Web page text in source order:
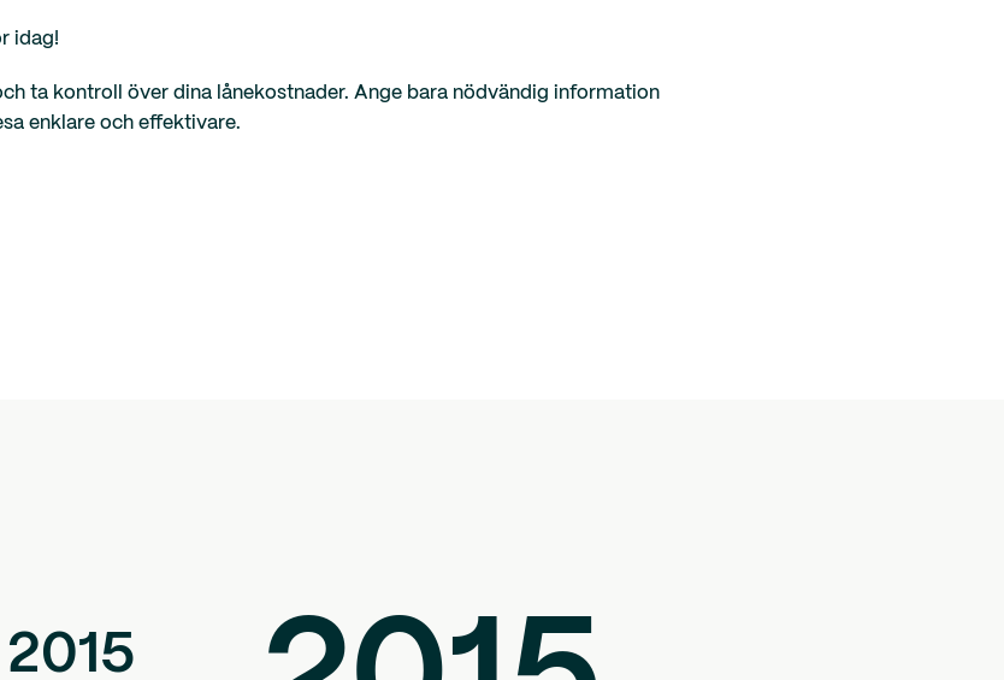
idag!
ta kontroll över dina lånekostnader. Ange bara nödvändig information
enklare och effektivare.